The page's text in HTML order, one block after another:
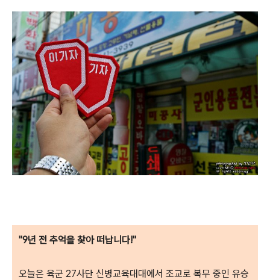
"9년 전 추억을 찾아 떠납니다!"
오늘은 육군 27사단 신병교육대대에서 조교로 복무 중인 유승